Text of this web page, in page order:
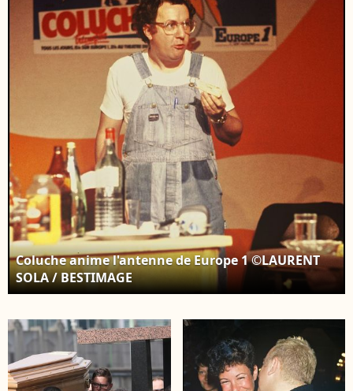
Coluche anime l'antenne de Europe 1 ©LAURENT
SOLA / BESTIMAGE